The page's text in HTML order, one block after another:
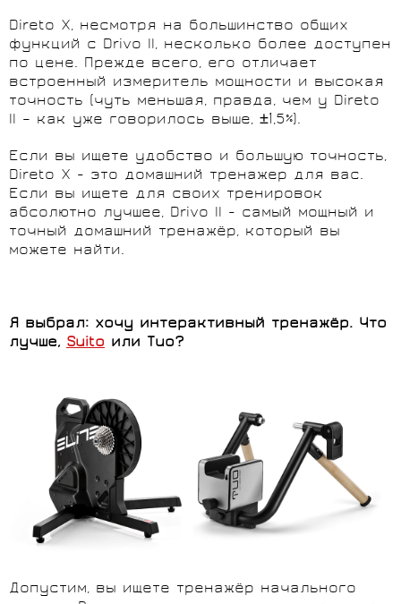
Direto X, несмотря на большинство общих
функций с Drivo II, несколько более доступен
по цене. Прежде всего, его отличает
встроенный измеритель мощности и высокая
точность (чуть меньшая, правда, чем у Direto
II – как уже говорилось выше, ±1,5%).
Если вы ищете удобство и большую точность,
Direto X - это домашний тренажер для вас.
Если вы ищете для своих тренировок
абсолютно лучшее, Drivo II - самый мощный и
точный домашний тренажёр, который вы
можете найти.
Я выбрал: хочу интерактивный тренажёр. Что
лучше, Suito или Tuo?
Допустим, вы ищете тренажёр начального